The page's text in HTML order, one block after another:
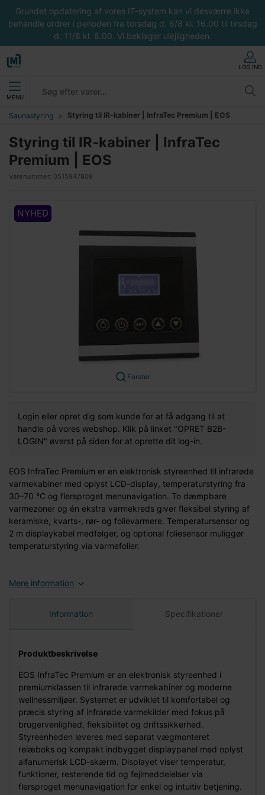
Grundet opdatering af vores IT-system kan vi desværre ikke
behandle ordrer i perioden fra torsdag d. 6/8 kl. 16.00 til tirsdag
d. 11/8 kl. 8.00. Vi beklager ulejligheden.
LOG IND
MENU
Saunastyring Styring til IR-kabiner | InfraTec Premium | EOS
Styring til IR-kabiner | InfraTec
Premium | EOS
Varenummer: 0515947808
NYHED
Forstør
Login eller opret dig som kunde for at få adgang til at
handle på vores webshop. Klik på linket "OPRET B2B-
LOGIN" øverst på siden for at oprette dit log-in.
EOS InfraTec Premium er en elektronisk styreenhed til infrarøde
varmekabiner med oplyst LCD-display, temperaturstyring fra
30–70 °C og flersproget menunavigation. To dæmpbare
varmezoner og én ekstra varmekreds giver fleksibel styring af
keramiske, kvarts-, rør- og folievarmere. Temperatursensor og
2 m displaykabel medfølger, og optional foliesensor muliggør
temperaturstyring via varmefolier.
Mere information
Information Specifikationer
Produktbeskrivelse
EOS InfraTec Premium er en elektronisk styreenhed i
premiumklassen til infrarøde varmekabiner og moderne
wellnessmiljøer. Systemet er udviklet til komfortabel og
præcis styring af infrarøde varmekilder med fokus på
brugervenlighed, fleksibilitet og driftssikkerhed.
Styreenheden leveres med separat vægmonteret
relæboks og kompakt indbygget displaypanel med oplyst
alfanumerisk LCD-skærm. Displayet viser temperatur,
funktioner, resterende tid og fejlmeddelelser via
flersproget menunavigation for enkel og intuitiv betjening.